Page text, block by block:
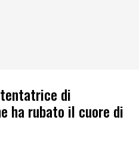
di
ha rubato il cuore di